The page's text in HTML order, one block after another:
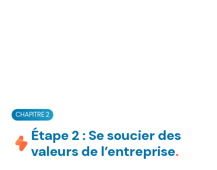
CHAPITRE 2
Étape 2 : Se soucier des
valeurs de l’entreprise.